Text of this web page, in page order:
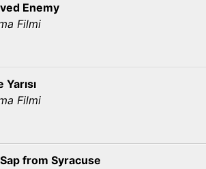
Enemy
Filmi
Yarısı
Filmi
from Syracuse